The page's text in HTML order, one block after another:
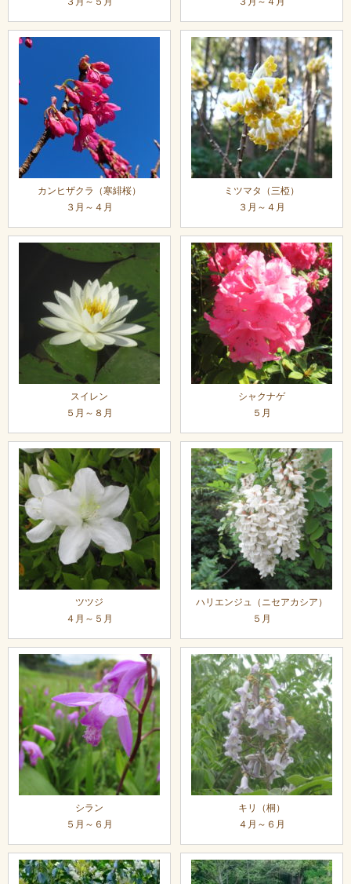
カンヒザクラ（寒緋桜）
３月～４月
ミツマタ（三椏）
３月～４月
スイレン
５月～８月
シャクナゲ
５月
ツツジ
４月～５月
ハリエンジュ（ニセアカシア）
５月
シラン
５月～６月
キリ（桐）
４月～６月